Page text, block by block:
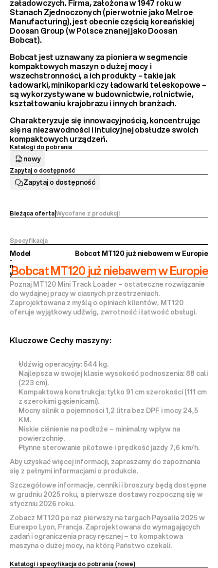
załadowczych. Firma, założona w 1947 roku w
Stanach Zjednoczonych (pierwotnie jako Melroe
Doosan Group (w Polsce znanej jako Doosan
Bobcat).
Bobcat jest uznawany za pioniera w segmencie
kompaktowych maszyn o dużej mocy i
wszechstronności, a ich produkty – takie jak
ładowarki, minikoparki czy ładowarki teleskopowe –
są wykorzystywane w budownictwie, rolnictwie,
kształtowaniu krajobrazu i innych branżach.
Charakteryzuje się innowacyjnością, koncentrując
się na niezawodności i intuicyjnej obsłudze swoich
kompaktowych urządzeń.
Katalogi do pobrania
nowy
Zapytaj o dostępność
Zapytaj o dostępność
Bieżąca ofertaWycofane z produkcji
Model Bobcat MT120 już niebawem w Europie
Specyfikacja
Bobcat MT120 już niebawem w Europie
l
t
u
a
l
n
y
Poznaj MT120 Mini Track Loader – ostateczne rozwiązanie
do wydajnej pracy w ciasnych przestrzeniach.
Zaprojektowana z myślą o opiniach klientów, MT120
oferuje wyjątkowy udźwig, zwrotność i łatwość obsługi.
Kluczowe Cechy maszyny:
Udźwig operacyjny: 544 kg.
Najlepsza w swojej klasie wysokość podnoszenia: 88 cali
(223 cm).
Kompaktowa konstrukcja: tylko 91 cm szerokości (111 cm
z szerokimi gąsienicami).
Mocny silnik o pojemności 1,2 litra bez DPF i mocy 24,5
KM.
Niskie ciśnienie na podłoże – minimalny wpływ na
powierzchnię.
Płynne sterowanie pilotowe i prędkość jazdy 7,6 km/h.
Aby uzyskać więcej informacji, zapraszamy do zapoznania
się z pełnymi informacjami o produkcie.
Szczegółowe informacje, cenniki i broszury będą dostępne
w grudniu 2025 roku
styczniu 2026 roku.
Zobacz MT120 po raz pierwszy na targach Paysalia 2025 w
Eurexpo Lyon, Francja. Zaprojektowana do wymagających
zadań i ograniczenia pracy ręcznej – to kompaktowa
maszyna o dużej mocy, na którą Państwo czekali.
Katalogi i specyfikacja do pobrania (nowe)